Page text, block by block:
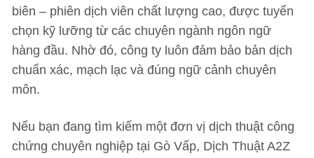
biên – phiên dịch viên chất lượng cao, được tuyển
chọn kỹ lưỡng từ các chuyên ngành ngôn ngữ
hàng đầu. Nhờ đó, công ty luôn đảm bảo bản dịch
chuẩn xác, mạch lạc và đúng ngữ cảnh chuyên
môn.
Nếu bạn đang tìm kiếm một đơn vị dịch thuật công
chứng chuyên nghiệp tại Gò Vấp, Dịch Thuật A2Z